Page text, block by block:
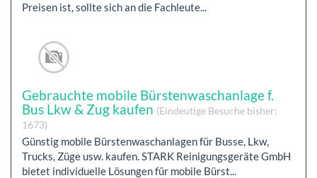
Preisen ist, sollte sich an die Fachleute...
Gebrauchte mobile Bürstenwaschanlage f.
Bus Lkw & Zug kaufen (Eindeutige Besuche bisher:
1673)
Günstig mobile Bürstenwaschanlagen für Busse, Lkw,
Trucks, Züge usw. kaufen. STARK Reinigungsgeräte GmbH
bietet individuelle Lösungen für mobile Bürst...